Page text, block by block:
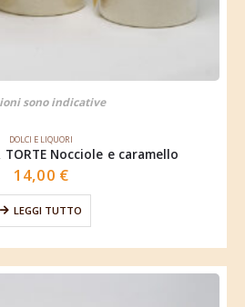
sono indicative
DOLCI E LIQUORI
TORTE Nocciole e caramello
14,00 €
LEGGI TUTTO